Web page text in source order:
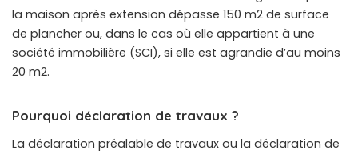
la maison après extension dépasse 150 m2 de surface
de plancher ou, dans le cas où elle appartient à une
société immobilière (SCI), si elle est agrandie d’au moins
20 m2.
Pourquoi déclaration de travaux ?
La déclaration préalable de travaux ou la déclaration de